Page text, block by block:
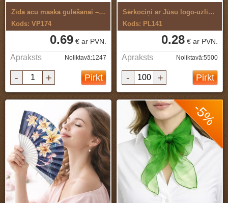
Zīda acu maska gulēšanai – komfortablai ...
Kods: VP174
0.69 € ar PVN.
Apraksts Noliktavā:1247
- + Pirkt
Sērkociņi ar Jūsu logo-uzlīme
Kods: PL141
0.28 € ar PVN.
Apraksts Noliktavā:5500
- + Pirkt
-5%